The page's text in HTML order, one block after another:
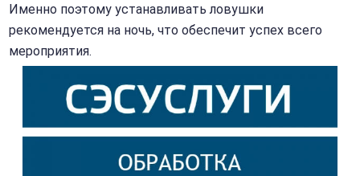
Именно поэтому устанавливать ловушки
рекомендуется на ночь, что обеспечит успех всего
мероприятия.